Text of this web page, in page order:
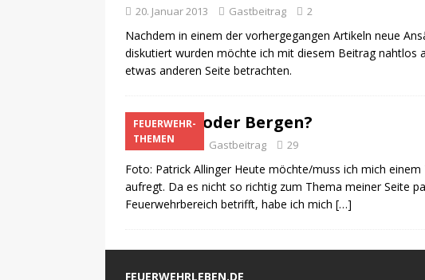
20. Januar 2013 Gastbeitrag 2
Nachdem in einem der vorhergegangen Artikeln neue
diskutiert wurden möchte ich mit diesem Beitrag nahtlos
etwas anderen Seite betrachten.
FEUERWEHR-
THEMEN
Retten oder Bergen?
4. Mai 2012 Gastbeitrag 29
Foto: Patrick Allinger Heute möchte/muss ich mich
aufregt. Da es nicht so richtig zum Thema meiner Seite
Feuerwehrbereich betrifft, habe ich mich […]
FEUERWEHRLEBEN.DE